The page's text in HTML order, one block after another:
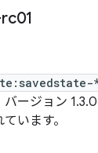
ージョン
います。